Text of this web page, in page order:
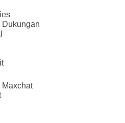
Dukungan
Maxchat